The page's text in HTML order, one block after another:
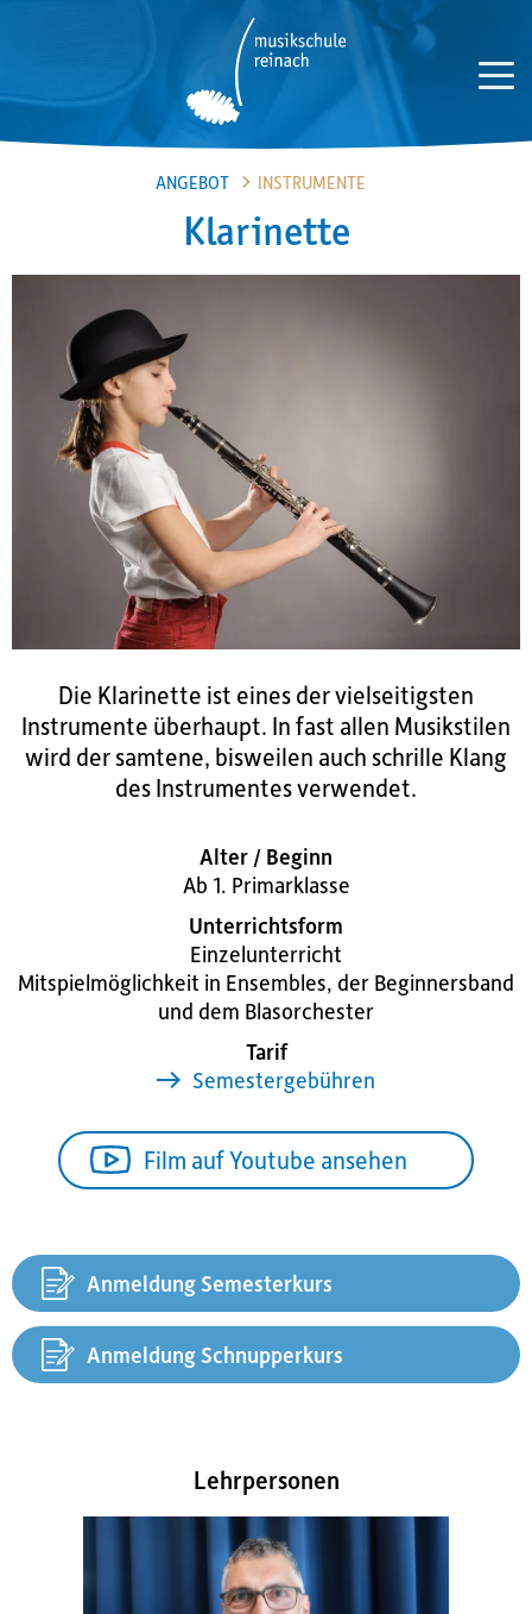
ANGEBOT > INSTRUMENTE
Klarinette
Die Klarinette ist eines der vielseitigsten
Instrumente überhaupt. In fast allen Musikstilen
wird der samtene, bisweilen auch schrille Klang
des Instrumentes verwendet.
Alter / Beginn
Ab 1. Primarklasse
Unterrichtsform
Einzelunterricht
Mitspielmöglichkeit in Ensembles, der Beginnersband
und dem Blasorchester
Tarif
Semestergebühren
Film auf Youtube ansehen
Anmeldung Semesterkurs
Anmeldung Schnupperkurs
Lehrpersonen